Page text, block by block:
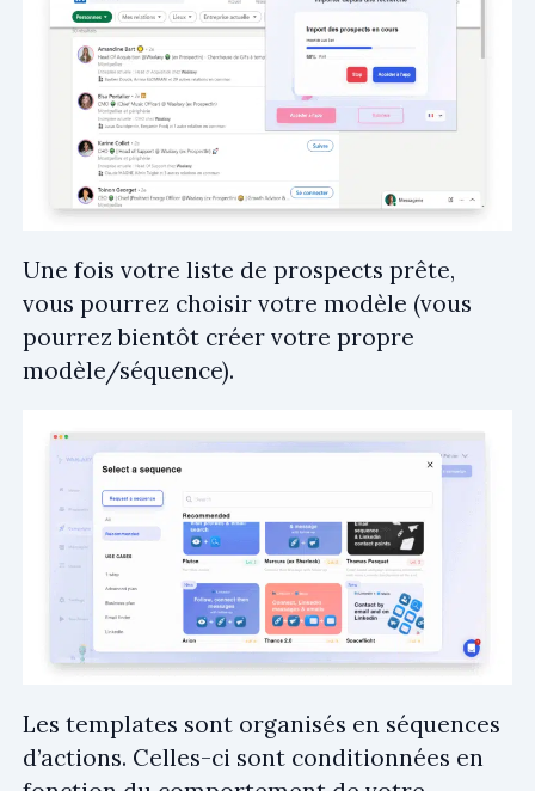
Une fois votre liste de prospects prête,
vous pourrez choisir votre modèle (vous
pourrez bientôt créer votre propre
modèle/séquence).
Les templates sont organisés en séquences
d’actions. Celles-ci sont conditionnées en